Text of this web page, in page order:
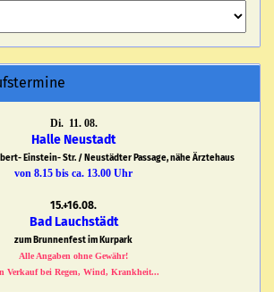
Di. 11. 08.
Halle Neustadt
Einstein- Str. / Neustädter Passage, nähe Ärztehaus
von 8.15 bis ca. 13.00 Uhr
15.+16.08.
Bad Lauchstädt
zum Brunnenfest im Kurpark
Alle Angaben ohne Gewähr!
Verkauf bei Regen, Wind, Krankheit...